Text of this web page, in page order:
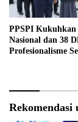
PPSPI Kukuhkan
Nasional dan 38
Profesionalisme